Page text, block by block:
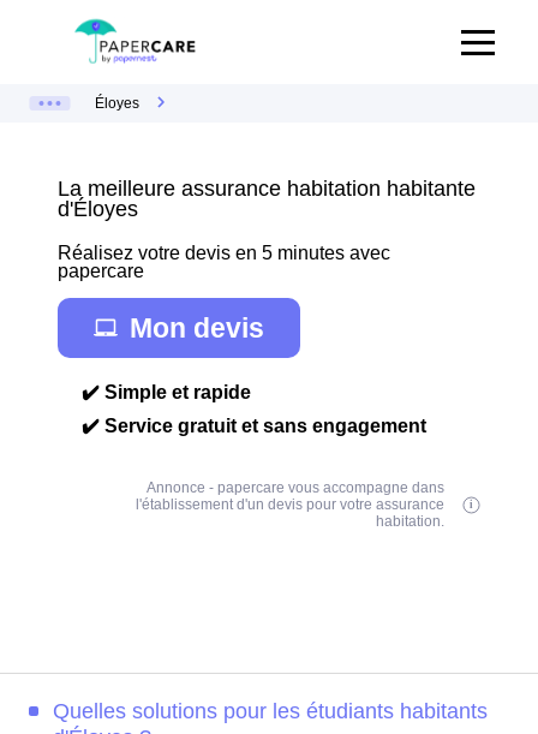
Éloyes
La meilleure assurance habitation habitante
d'Éloyes
Réalisez votre devis en 5 minutes avec
papercare
Mon devis
✔️ Simple et rapide
✔️ Service gratuit et sans engagement
Annonce - papercare vous accompagne dans
l'établissement d'un devis pour votre assurance
habitation.
Quelles solutions pour les étudiants habitants